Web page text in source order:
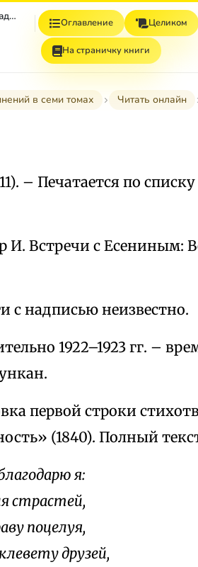
Том 7. Книга 1. Автобиографии, надписи и др Оглавление Целиком
На страничку книги
в семи томах Читать онлайн
– Печатается по
И. Встречи с Есениным:
с надписью неизвестно.
1922–1923 гг. –
первой строки
(1840). Полный
я:
страстей,
поцелуя,
друзей,